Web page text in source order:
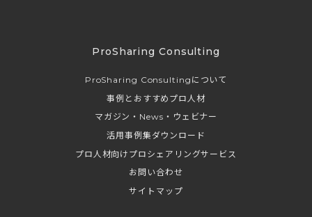
ProSharing Consulting
ProSharing Consultingについて
事例とおすすめプロ人材
マガジン・News・ウェビナー
活用事例集ダウンロード
プロ人材向けプロシェアリングサービス
お問い合わせ
サイトマップ